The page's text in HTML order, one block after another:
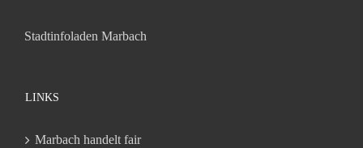
Stadtinfoladen Marbach
LINKS
Marbach handelt fair